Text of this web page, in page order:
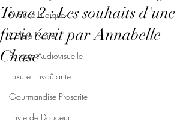
Avarice Ludique
Colère Noire
Paresse Audiovisuelle
Luxure Envoûtante
Gourmandise Proscrite
Envie de Douceur
Tome 2 : Les souhaits d'une
furie écrit par Annabelle
Chase